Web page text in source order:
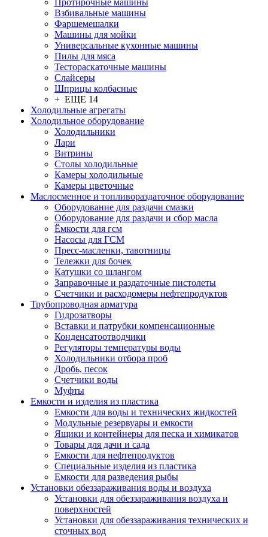
Протирочные машины
Взбивальные машины
Фаршемешалки
Машины для мойки
Универсальные кухонные машины
Пилы для мяса
Тестораскаточные машины
Слайсеры
Шприцы колбасные
+ ЕЩЕ 14
Холодильные агрегаты
Холодильное оборудование
Холодильники
Лари
Витрины
Столы холодильные
Камеры холодильные
Камеры цветочные
Маслосменное и топливораздаточное оборудование
Оборудование для раздачи смазки
Оборудование для раздачи и сбор масла
Ёмкости для гсм
Насосы для ГСМ
Пресс-масленки, тавотницы
Тележки для бочек
Катушки со шлангом
Заправочные и раздаточные пистолеты
Счетчики и расходомеры нефтепродуктов
Трубопроводная арматура
Гидрозатворы
Вставки и патрубки компенсационные
Конденсатоотводчики
Регуляторы температуры воды
Холодильники отбора проб
Дробь, песок
Счетчики воды
Муфты
Емкости и изделия из пластика
Емкости для воды и технических жидкостей
Модульные резервуары и емкости
Ящики и контейнеры для песка и химикатов
Товары для дачи и сада
Емкости для нефтепродуктов
Специальные изделия из пластика
Емкости для разведения рыбы
Установки обеззараживания воды и воздуха
Установки для обеззараживания воздуха и
поверхностей
Установки для обеззараживания технических и
сточных вод